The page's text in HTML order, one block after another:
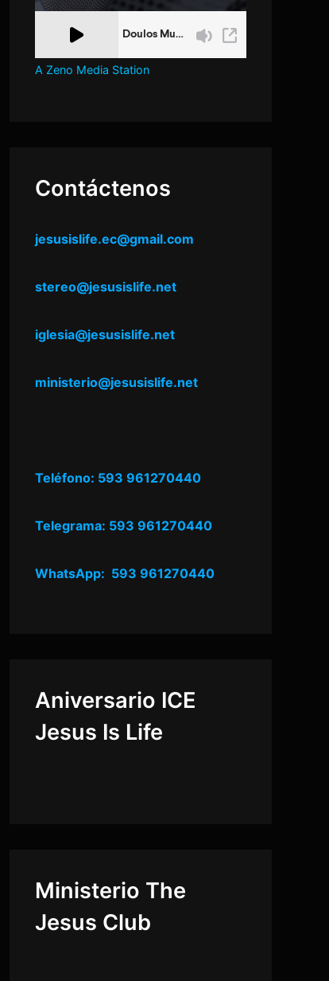
A Zeno Media Station
Contáctenos
jesusislife.ec@gmail.com
stereo@jesusislife.net
iglesia@jesusislife.net
ministerio@jesusislife.net
Teléfono: 593 961270440
Telegrama: 593 961270440
WhatsApp: 593 961270440
Aniversario ICE
Jesus Is Life
Ministerio The
Jesus Club